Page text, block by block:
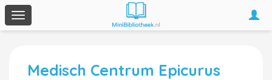
Toggle
navigation
Medisch Centrum Epicurus